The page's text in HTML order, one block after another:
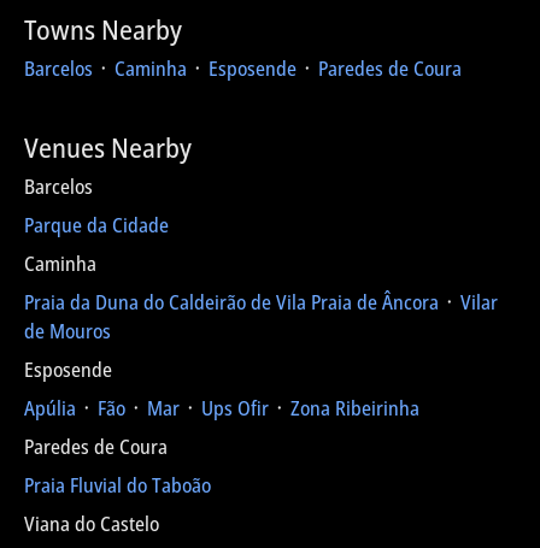
Towns Nearby
Barcelos ᛫ Caminha ᛫ Esposende ᛫ Paredes de Coura
Venues Nearby
Barcelos
Parque da Cidade
Caminha
Praia da Duna do Caldeirão de Vila Praia de Âncora ᛫ Vilar
de Mouros
Esposende
Apúlia ᛫ Fão ᛫ Mar ᛫ Ups Ofir ᛫ Zona Ribeirinha
Paredes de Coura
Praia Fluvial do Taboão
Viana do Castelo